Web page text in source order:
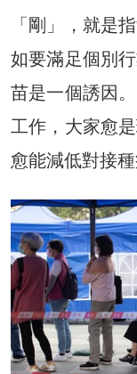
「剛」，就是
如要滿足個別
苗是一個誘因
工作，大家愈
愈能減低對接種